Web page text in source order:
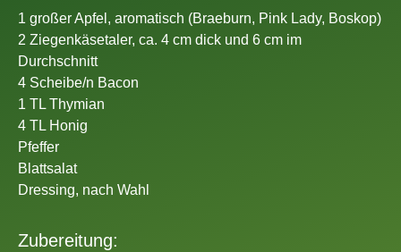
1 großer Apfel, aromatisch (Braeburn, Pink Lady, Boskop)
2 Ziegenkäsetaler, ca. 4 cm dick und 6 cm im
Durchschnitt
4 Scheibe/n Bacon
1 TL Thymian
4 TL Honig
Pfeffer
Blattsalat
Dressing, nach Wahl
Zubereitung: